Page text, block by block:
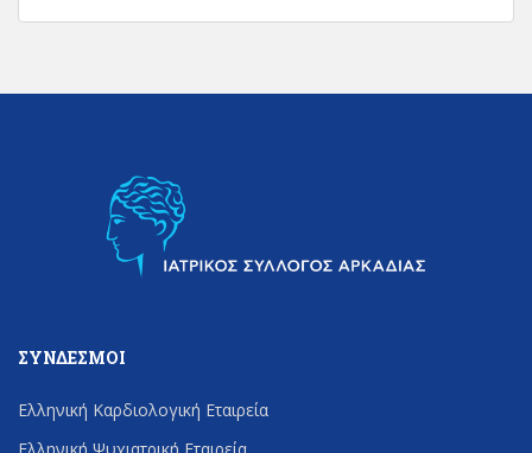
ΣΎΝΔΕΣΜΟΙ
Ελληνική Καρδιολογική Εταιρεία